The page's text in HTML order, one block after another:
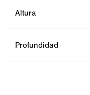
Altura
Profundidad